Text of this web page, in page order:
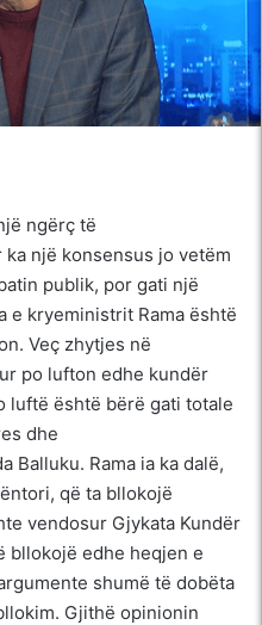
ngërç të
një konsensus jo vetëm
publik, por gati një
e kryeministrit Rama është
Veç zhytjes në
po lufton edhe kundër
luftë është bërë gati totale
dhe
Balluku. Rama ia ka dalë,
që ta bllokojë
vendosur Gjykata Kundër
bllokojë edhe heqjen e
shumë të dobëta
Gjithë opinionin